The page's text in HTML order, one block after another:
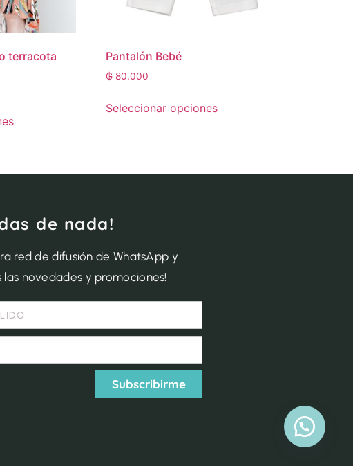
terracota
Pantalón Bebé
₲ 80.000
Seleccionar opciones
de nada!
red de difusión de WhatsApp y
novedades y promociones!
Subscribirme